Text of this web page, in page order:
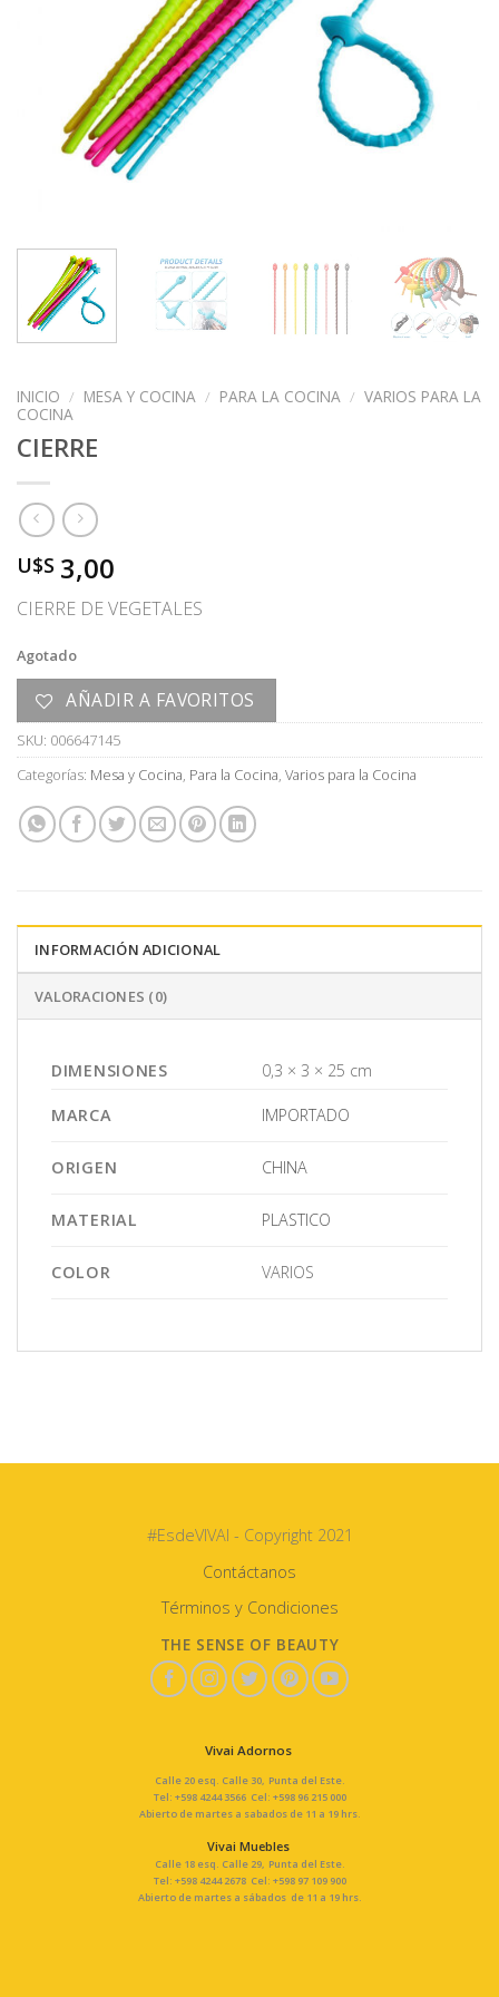
INICIO / MESA Y COCINA / PARA LA COCINA / VARIOS PARA LA
COCINA
CIERRE
U$S 3,00
CIERRE DE VEGETALES
Agotado
AÑADIR A FAVORITOS
SKU: 006647145
Categorías: Mesa y Cocina, Para la Cocina, Varios para la Cocina
INFORMACIÓN ADICIONAL
VALORACIONES (0)
DIMENSIONES 0,3 × 3 × 25 cm
MARCA IMPORTADO
ORIGEN CHINA
MATERIAL PLASTICO
COLOR VARIOS
#EsdeVIVAI - Copyright 2021
Contáctanos
Términos y Condiciones
THE SENSE OF BEAUTY
Vivai Adornos
Calle 20 esq. Calle 30, Punta del Este.
Tel: +598 4244 3566 Cel: +598 96 215 000
Abierto de martes a sabados de 11 a 19 hrs.
Vivai Muebles
Calle 18 esq. Calle 29, Punta del Este.
Tel: +598 4244 2678 Cel: +598 97 109 900
Abierto de martes a sábados de 11 a 19 hrs.